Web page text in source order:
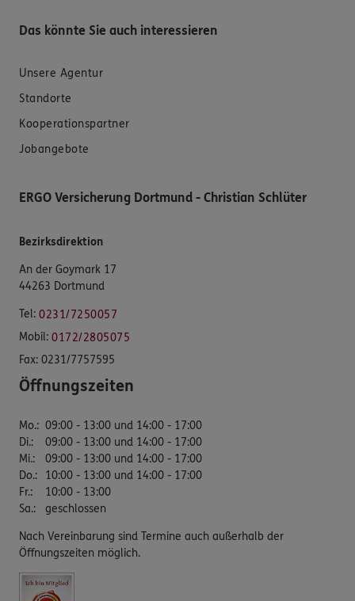
Das könnte Sie auch interessieren
Unsere Agentur
Standorte
Kooperationspartner
Jobangebote
ERGO Versicherung Dortmund - Christian Schlüter
Bezirksdirektion
An der Goymark 17
44263 Dortmund
Tel: 0231/7250057
Mobil: 0172/2805075
Fax: 0231/7757595
Öffnungszeiten
Mo.: 09:00 - 13:00 und 14:00 - 17:00
Di.:
09:00 - 13:00 und 14:00 - 17:00
Mi.:
09:00 - 13:00 und 14:00 - 17:00
Do.:
10:00 - 13:00 und 14:00 - 17:00
Fr.:
10:00 - 13:00
Sa.: geschlossen
Nach Vereinbarung sind Termine auch außerhalb der
Öffnungszeiten möglich.